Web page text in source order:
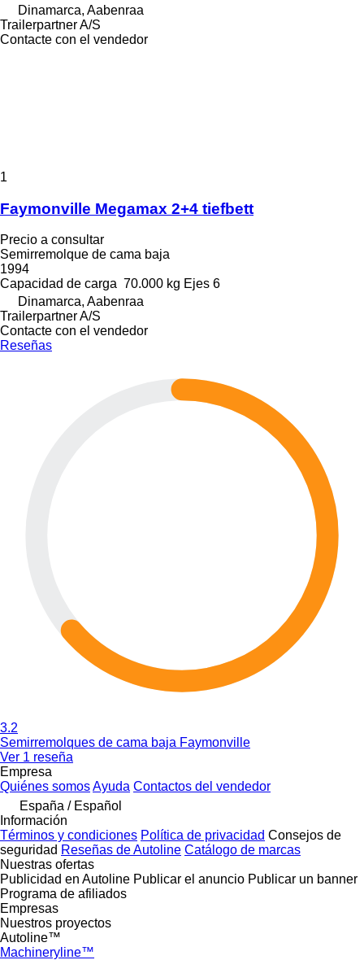
Dinamarca, Aabenraa
Trailerpartner A/S
Contacte con el vendedor
1
Faymonville Megamax 2+4 tiefbett
Precio a consultar
Semirremolque de cama baja
1994
Capacidad de carga 70.000 kg Ejes 6
Dinamarca, Aabenraa
Trailerpartner A/S
Contacte con el vendedor
Reseñas
3.2
Semirremolques de cama baja Faymonville
Ver 1 reseña
Empresa
Quiénes somosAyuda Contactos del vendedor
España / Español
Información
Términos y condiciones Política de privacidad Consejos de
seguridad Reseñas de Autoline Catálogo de marcas
Nuestras ofertas
Publicidad en Autoline Publicar el anuncio Publicar un banner
Programa de afiliados
Empresas
Nuestros proyectos
Autoline™
Machineryline™